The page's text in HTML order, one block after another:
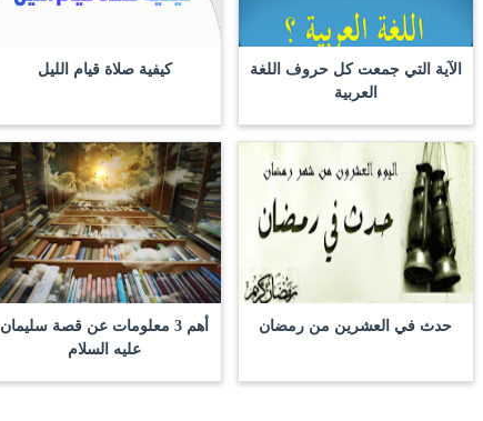
الآية التي جمعت كل حروف اللغة
العربية
كيفية صلاة قيام الليل
حدث في العشرين من رمضان
أهم 3 معلومات عن قصة سليمان
عليه السلام